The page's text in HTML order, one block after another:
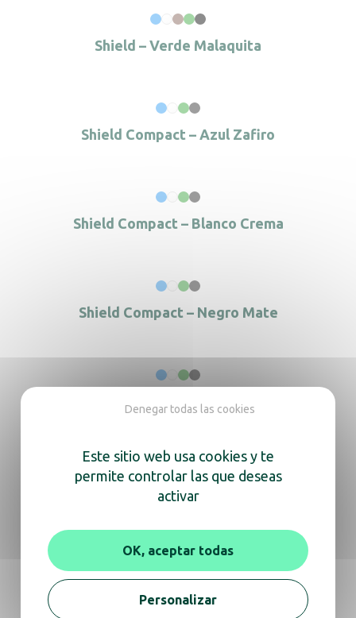
Shield – Verde Malaquita
Shield Compact – Azul Zafiro
Shield Compact – Blanco Crema
Shield Compact – Negro Mate
Shield Compact – Verde Malaquita
Shield Compact mural – Azul Zafiro
Shield Compact mural – Negro Mate
Este sitio web usa cookies y te
permite controlar las que deseas
activar
OK, aceptar todas
Denegar todas las cookies
Personalizar